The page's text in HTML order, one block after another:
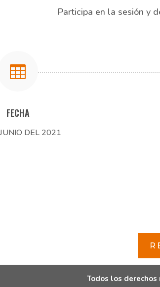
Participa en la sesión y

FECHA
DEL 2021
Todos los derechos